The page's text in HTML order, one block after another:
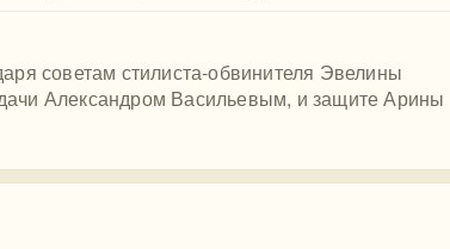
советам стилиста-обвинителя Эвелины
Александром Васильевым, и защите Арины